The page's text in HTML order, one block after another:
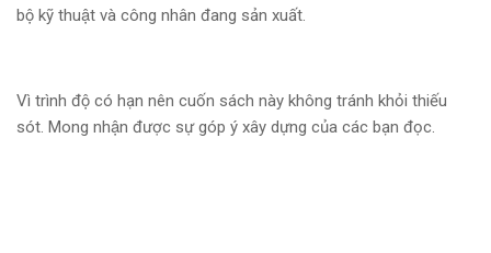
bộ kỹ thuật và công nhân đang sản xuất.
Vì trình độ có hạn nên cuốn sách này không tránh khỏi thiếu
sót. Mong nhận được sự góp ý xây dựng của các bạn đọc.